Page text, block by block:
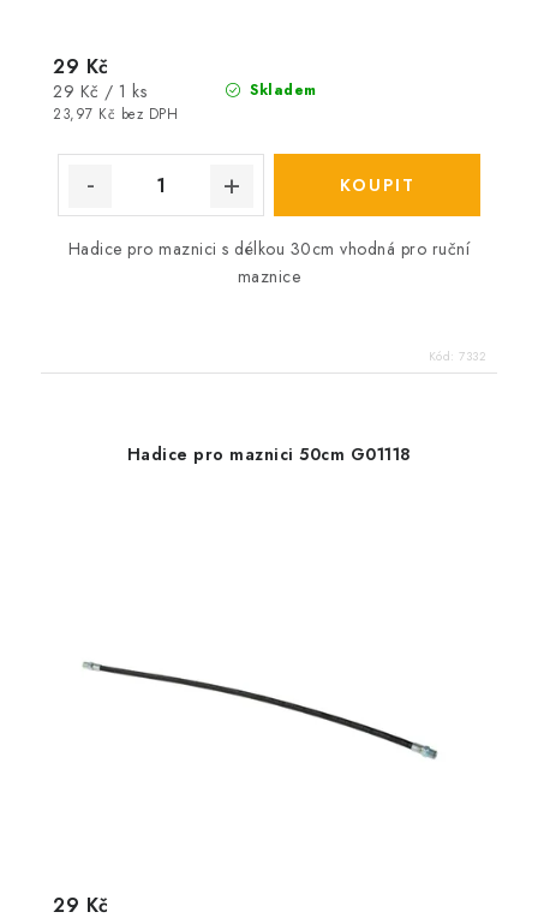
Skladem
23,97 Kč bez DPH
29 Kč
Měrná
cena:
29 Kč / 1 ks
Hadice pro maznici s délkou 30cm vhodná pro ruční
maznice
Kód: 7332
Hadice pro maznici 50cm G01118
29 Kč